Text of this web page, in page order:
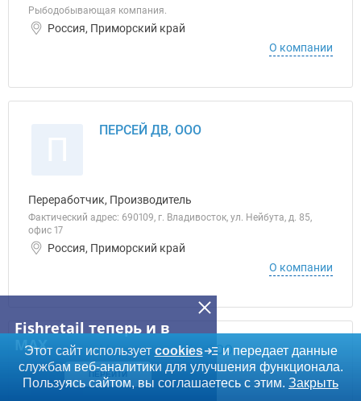
Рыбодобывающая компания.
Россия, Приморский край
О компании
ПЕРСЕЙ ДВ, ООО
Переработчик, Производитель
Фактический адрес: 690109, г. Владивосток, ул. Нейбута, д. 85,
офис 17
Россия, Приморский край
О компании
М
Морепродукт Ко, ООО
Fishretail теперь и в
MAX
ПЕРЕЙТИ
Этот сайт использует cookies
и передает данные
службам веб-аналитики для улучшения функционала.
Пользуясь сайтом, вы соглашаетесь с этим. Закрыть